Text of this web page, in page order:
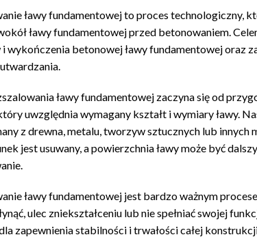
ławy fundamentowej to proces technologiczny,
ławy fundamentowej przed betonowaniem.
wykończenia betonowej ławy fundamentowej oraz
ławy fundamentowej zaczyna się od
uwzględnia wymagany kształt i wymiary ławy.
z drewna, metalu, tworzyw sztucznych lub
jest usuwany, a powierzchnia ławy może być
ławy fundamentowej jest bardzo ważnym
ulec zniekształceniu lub nie spełniać swojej
zapewnienia stabilności i trwałości całej